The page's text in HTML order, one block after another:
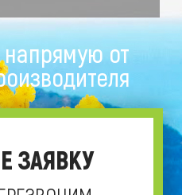
ЗАЯВКУ
напрямую от